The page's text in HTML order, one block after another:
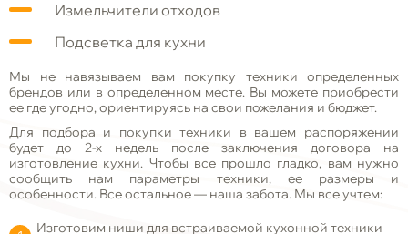
Измельчители отходов
Подсветка для кухни
Мы не навязываем вам покупку техники определенных
брендов или в определенном месте. Вы можете приобрести
ее где угодно, ориентируясь на свои пожелания и бюджет.
Для подбора и покупки техники в вашем распоряжении
будет до 2-х недель после заключения договора на
изготовление кухни. Чтобы все прошло гладко, вам нужно
сообщить нам параметры техники, ее размеры и
особенности. Все остальное — наша забота. Мы все учтем:
Изготовим ниши для встраиваемой кухонной техники